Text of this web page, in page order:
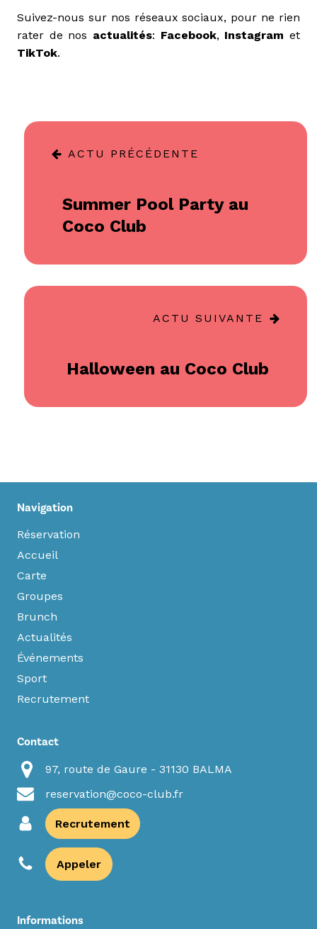
Suivez-nous sur nos réseaux sociaux, pour ne rien
rater de nos actualités: Facebook, Instagram et
TikTok.
ACTU PRÉCÉDENTE
Summer Pool Party au
Coco Club
ACTU SUIVANTE
Halloween au Coco Club
Navigation
Réservation
Accueil
Carte
Groupes
Brunch
Actualités
Événements
Sport
Recrutement
Contact
97, route de Gaure - 31130 BALMA
reservation@coco-club.fr
Recrutement
Appeler
Informations